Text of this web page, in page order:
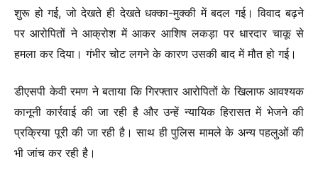
शुरू हो गई, जो देखते ही देखते धक्का-मुक्की में बदल गई। विवाद बढ़ने
पर आरोपितों ने आक्रोश में आकर आशिष लकड़ा पर धारदार चाकू से
हमला कर दिया। गंभीर चोट लगने के कारण उसकी बाद में मौत हो गई।
डीएसपी केवी रमण ने बताया कि गिरफ्तार आरोपितों के खिलाफ आवश्यक
कानूनी कार्रवाई की जा रही है और उन्हें न्यायिक हिरासत में भेजने की
प्रक्रिया पूरी की जा रही है। साथ ही पुलिस मामले के अन्य पहलुओं की
भी जांच कर रही है।